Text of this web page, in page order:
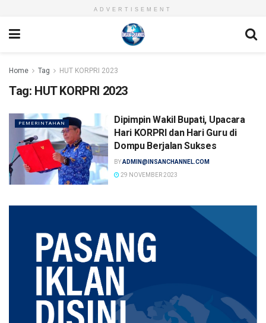
ADVERTISEMENT
Home Tag HUT KORPRI 2023
Tag: HUT KORPRI 2023
PEMERINTAHAN
Dipimpin Wakil Bupati, Upacara
Hari KORPRI dan Hari Guru di
Dompu Berjalan Sukses
BYADMIN@INSANCHANNEL.COM
29 NOVEMBER 2023